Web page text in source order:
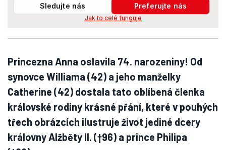
Sledujte nás
Preferujte nás
Jak to celé funguje
Princezna Anna oslavila 74. narozeniny! Od
synovce Williama (42) a jeho manželky
Catherine (42) dostala tato oblíbená členka
královské rodiny krásné přání, které v pouhých
třech obrázcích ilustruje život jediné dcery
královny Alžběty II. (†96) a prince Philipa